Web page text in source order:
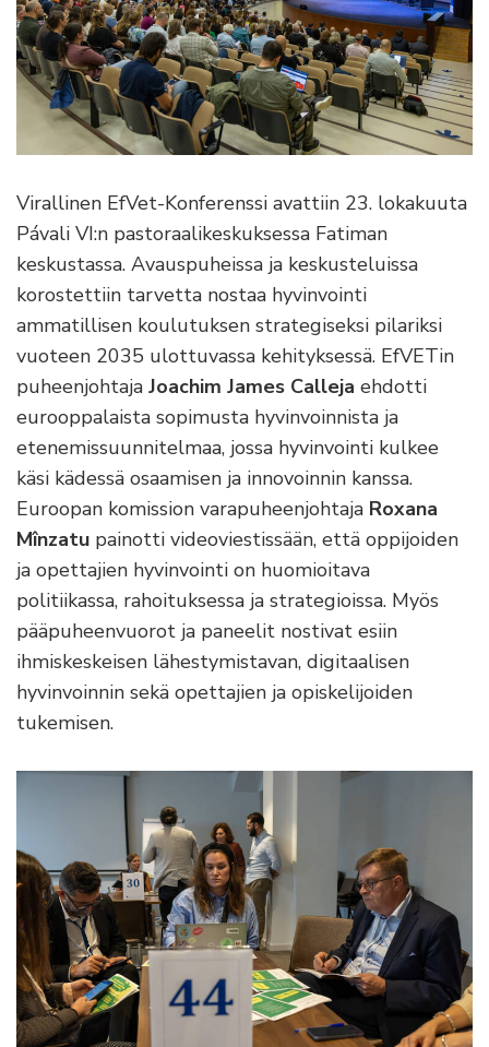
Virallinen EfVet-Konferenssi avattiin 23. lokakuuta
Pávali VI:n pastoraalikeskuksessa Fatiman
keskustassa. Avauspuheissa ja keskusteluissa
korostettiin tarvetta nostaa hyvinvointi
ammatillisen koulutuksen strategiseksi pilariksi
vuoteen 2035 ulottuvassa kehityksessä. EfVETin
puheenjohtaja Joachim James Calleja ehdotti
eurooppalaista sopimusta hyvinvoinnista ja
etenemissuunnitelmaa, jossa hyvinvointi kulkee
käsi kädessä osaamisen ja innovoinnin kanssa.
Euroopan komission varapuheenjohtaja Roxana
Mînzatu painotti videoviestissään, että oppijoiden
ja opettajien hyvinvointi on huomioitava
politiikassa, rahoituksessa ja strategioissa. Myös
pääpuheenvuorot ja paneelit nostivat esiin
ihmiskeskeisen lähestymistavan, digitaalisen
hyvinvoinnin sekä opettajien ja opiskelijoiden
tukemisen.